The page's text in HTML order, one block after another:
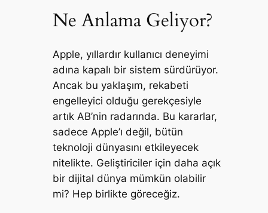
Ne Anlama Geliyor?
Apple, yıllardır kullanıcı deneyimi
adına kapalı bir sistem sürdürüyor.
Ancak bu yaklaşım, rekabeti
engelleyici olduğu gerekçesiyle
artık AB’nin radarında. Bu kararlar,
sadece Apple’ı değil, bütün
teknoloji dünyasını etkileyecek
nitelikte. Geliştiriciler için daha açık
bir dijital dünya mümkün olabilir
mi? Hep birlikte göreceğiz.